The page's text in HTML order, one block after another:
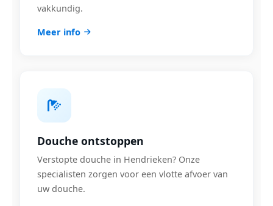
vakkundig.
Meer info
Douche ontstoppen
Verstopte douche in Hendrieken? Onze
specialisten zorgen voor een vlotte afvoer van
uw douche.